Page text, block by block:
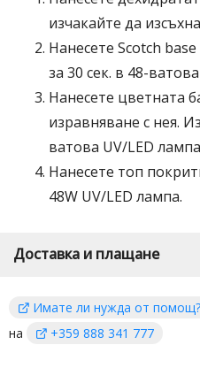
изчакайте да
Нанесете Scotch
за 30 сек. в 48-
Нанесете цветната
изравняване с нея.
ватова UV/LED
Нанесете топ
48W UV/LED лампа.
Доставка и плащане
Имате ли нужда от помощ?
на
+359 888 341 777